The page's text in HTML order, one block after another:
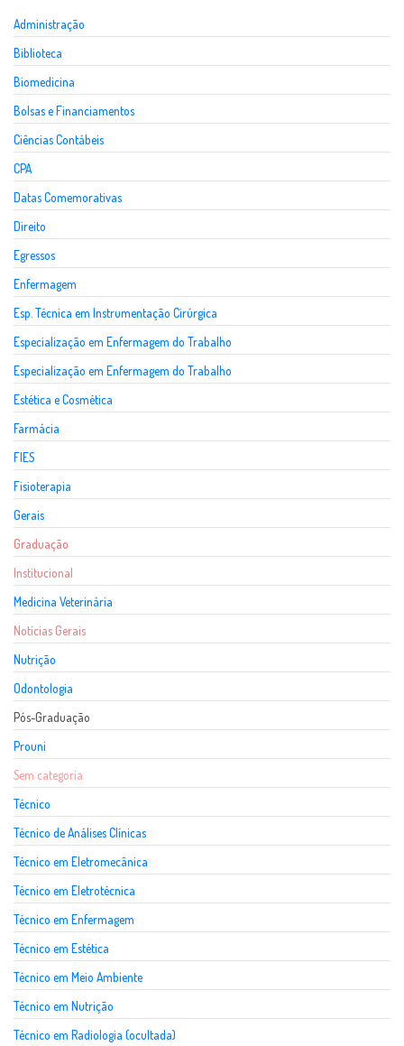
Administração
Biblioteca
Biomedicina
Bolsas e Financiamentos
Ciências Contábeis
CPA
Datas Comemorativas
Direito
Egressos
Enfermagem
Esp. Técnica em Instrumentação Cirúrgica
Especialização em Enfermagem do Trabalho
Especialização em Enfermagem do Trabalho
Estética e Cosmética
Farmácia
FIES
Fisioterapia
Gerais
Graduação
Institucional
Medicina Veterinária
Notícias Gerais
Nutrição
Odontologia
Pós-Graduação
Prouni
Sem categoria
Técnico
Técnico de Análises Clínicas
Técnico em Eletromecânica
Técnico em Eletrotécnica
Técnico em Enfermagem
Técnico em Estética
Técnico em Meio Ambiente
Técnico em Nutrição
Técnico em Radiologia (ocultada)